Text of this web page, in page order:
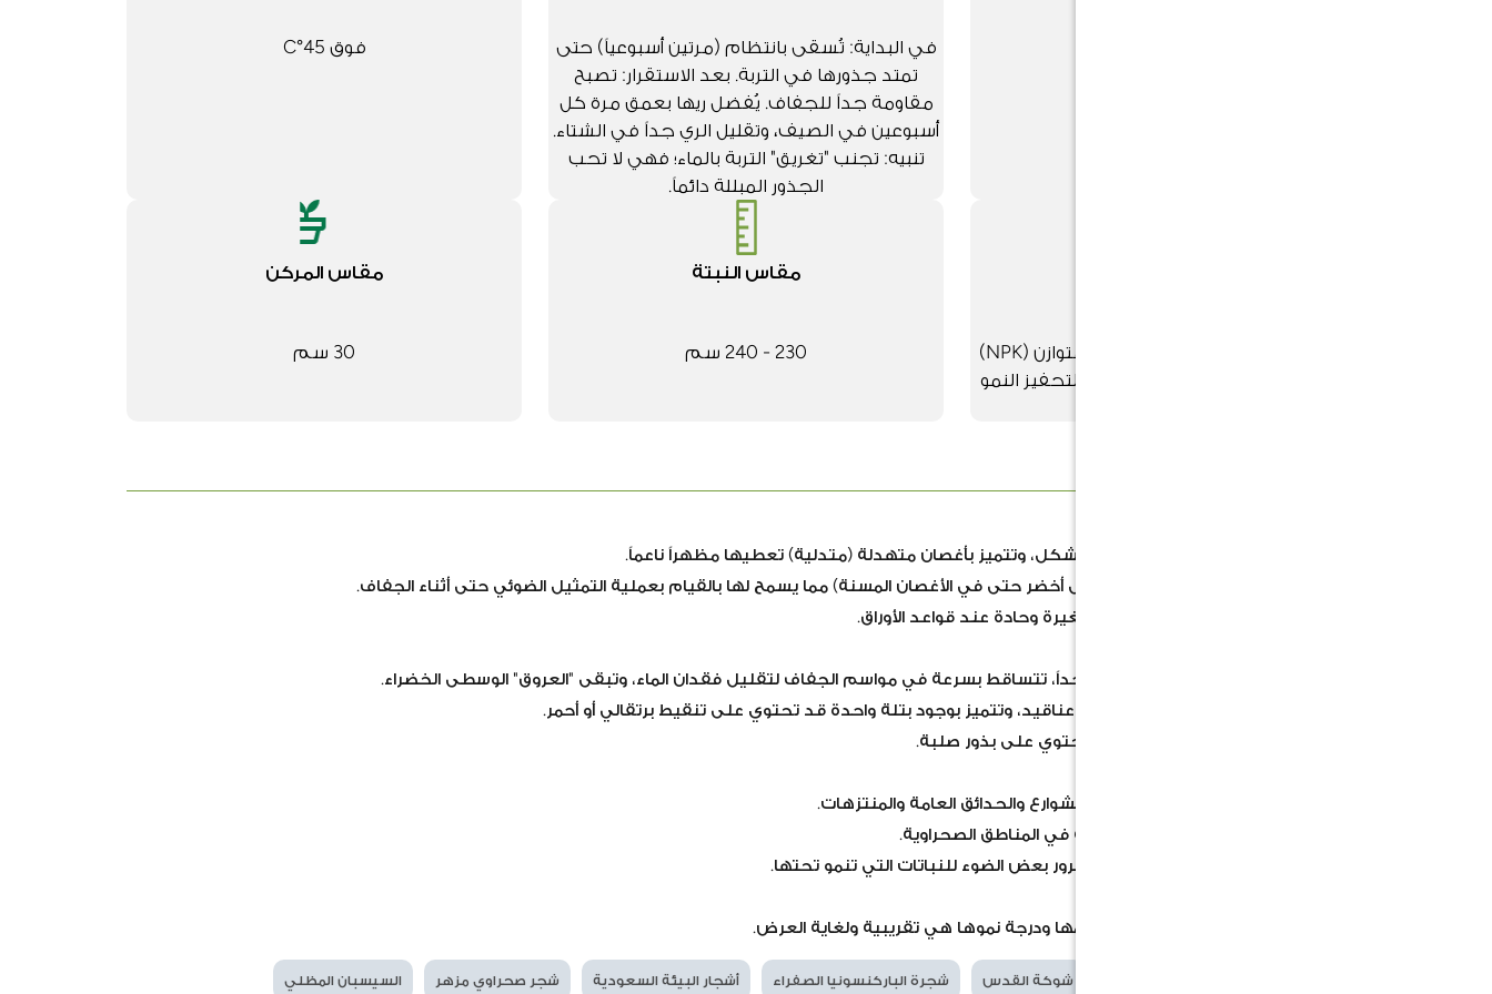
في البداية: تُسقى بانتظام (مرتين أسبوعياً) حتى
تمتد جذورها في التربة. بعد الاستقرار: تصبح
مقاومة جداً للجفاف. يُفضل ريها بعمق مرة كل
أسبوعين في الصيف، وتقليل الري جداً في الشتاء.
تنبيه: تجنب "تغريق" التربة بالماء؛ فهي لا تحب
الجذور المبللة دائماً.
فوق 45°C
مكن إضافة سماد عضوي أو سماد متوازن (NPK)
مرة واحدة في السنة (بداية الربيع) لتحفيز النمو
مقاس النبتة
230 - 240 سم
مقاس المركن
30 سم
الهيكل: شجرة ذات نمو سريع، خيمية الشكل، وتتميز بأغصان متهدلة (متدلية) تعطيها مظهراً ناعماً.
الجذع والأغصان: اللحاء أخضر اللون (يظل أخضر حتى في الأغصان المسنة) مما يسمح لها بالقيام بعملية التمثيل الضوئي حتى أثناء الجفاف.
الأشواك: تحتوي الأغصان على أشواك صغيرة وحادة عند قواعد الأوراق.
الأوراق: ريشية مزدوجة، طويلة ورفيعة جداً، تتساقط بسرعة في مواسم الجفاف لتقليل فقدان الماء، وتبقى "العروق" الوسطى الخضراء.
الأزهار: صفراء زاهية وجميلة، تظهر في عناقيد، وتتميز بوجود بتلة واحدة قد تحتوي على تنقيط برتقالي أو أحمر.
الثمار: عبارة عن قرون طولية (بقولية) تحتوي على بذور صلبة.
تنسيق المواقع: تُزرع كشجرة زينة في الشوارع والحدائق العامة والمنتزهات.
مصدات رياح: تستخدم كحواجز طبيعية في المناطق الصحراوية.
الظل: توفر ظلاً خفيفاً "مخرماً" يسمح بمرور بعض الضوء للنباتات التي تنمو تحتها.
صور المنتجات المعلنة بما في ذلك حجمها ودرجة نموها هي تقريبية ولغاية العرض.
شوكة القدس شجرة الباركنسونيا الصفراء أشجار البيئة السعودية شجر صحراوي مزهر السيسبان المظلي